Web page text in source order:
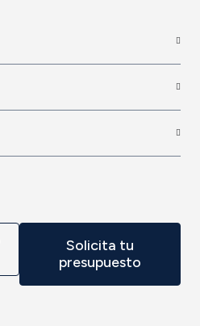
Solicita tu
presupuesto